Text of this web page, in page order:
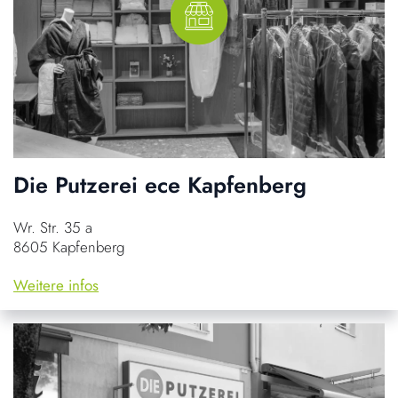
Die Putzerei ece Kapfenberg
Wr. Str. 35 a
8605 Kapfenberg
Weitere infos